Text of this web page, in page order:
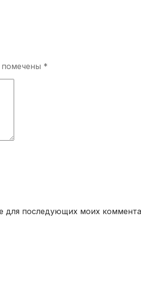
помечены *
для последующих моих